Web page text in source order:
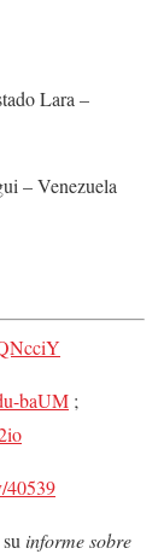
Lara –
– Venezuela
baUM ;
40539
informe sobre